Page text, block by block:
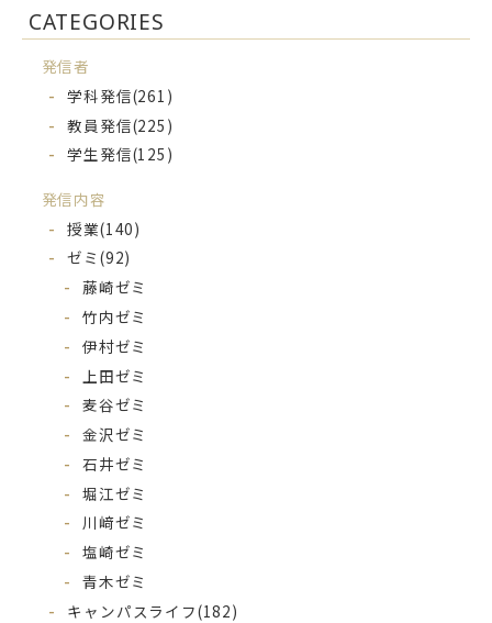
CATEGORIES
発信者
学科発信(261)
教員発信(225)
学生発信(125)
発信内容
授業(140)
ゼミ(92)
藤崎ゼミ
竹内ゼミ
伊村ゼミ
上田ゼミ
麦谷ゼミ
金沢ゼミ
石井ゼミ
堀江ゼミ
川﨑ゼミ
塩崎ゼミ
青木ゼミ
キャンパスライフ(182)